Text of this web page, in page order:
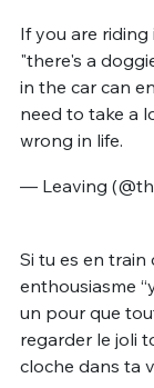
If you are
"there's a
in the car can
need to take a
wrong in life.
— Leaving
Si tu es en train
enthousiasme
un pour que
regarder le joli
cloche dans ta